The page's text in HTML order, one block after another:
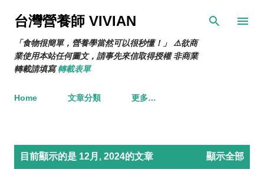
跳到主要內容
台灣營養師 VIVIAN
「食物很簡單，營養學當然可以很秒懂！」 ⚠️欲商
業使用本站任何圖文，請事先來信取得授權 非商業
轉載請填寫轉載表單
Home 文章分類 更多…
目前顯示的是 12月, 2024的文章 顯示全部